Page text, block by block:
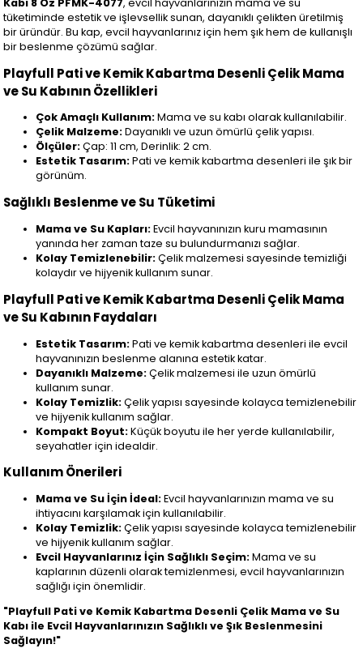
tüketiminde estetik ve işlevsellik sunan, dayanıklı çelikten üretilmiş
bir üründür. Bu kap, evcil hayvanlarınız için hem şık hem de kullanışlı
bir beslenme çözümü sağlar.
Playfull Pati ve Kemik Kabartma Desenli Çelik Mama
ve Su Kabının Özellikleri
Çok Amaçlı Kullanım:Mama ve su kabı olarak kullanılabilir.
Çelik Malzeme:Dayanıklı ve uzun ömürlü çelik yapısı.
Ölçüler:Çap: 11 cm, Derinlik: 2 cm.
Estetik Tasarım:Pati ve kemik kabartma desenleri ile şık bir
görünüm.
Sağlıklı Beslenme ve Su Tüketimi
Mama ve Su Kapları:Evcil hayvanınızın kuru mamasının
yanında her zaman taze su bulundurmanızı sağlar.
Kolay Temizlenebilir:Çelik malzemesi sayesinde temizliği
kolaydır ve hijyenik kullanım sunar.
Playfull Pati ve Kemik Kabartma Desenli Çelik Mama
ve Su Kabının Faydaları
Estetik Tasarım:Pati ve kemik kabartma desenleri ile evcil
hayvanınızın beslenme alanına estetik katar.
Dayanıklı Malzeme:Çelik malzemesi ile uzun ömürlü
kullanım sunar.
Kolay Temizlik:Çelik yapısı sayesinde kolayca temizlenebilir
ve hijyenik kullanım sağlar.
Kompakt Boyut:Küçük boyutu ile her yerde kullanılabilir,
seyahatler için idealdir.
Kullanım Önerileri
Mama ve Su İçin İdeal:Evcil hayvanlarınızın mama ve su
ihtiyacını karşılamak için kullanılabilir.
Kolay Temizlik:Çelik yapısı sayesinde kolayca temizlenebilir
ve hijyenik kullanım sağlar.
Evcil Hayvanlarınız İçin Sağlıklı Seçim:Mama ve su
kaplarının düzenli olarak temizlenmesi, evcil hayvanlarınızın
sağlığı için önemlidir.
"Playfull Pati ve Kemik Kabartma Desenli Çelik Mama ve Su
Kabı ile Evcil Hayvanlarınızın Sağlıklı ve Şık Beslenmesini
Sağlayın!"